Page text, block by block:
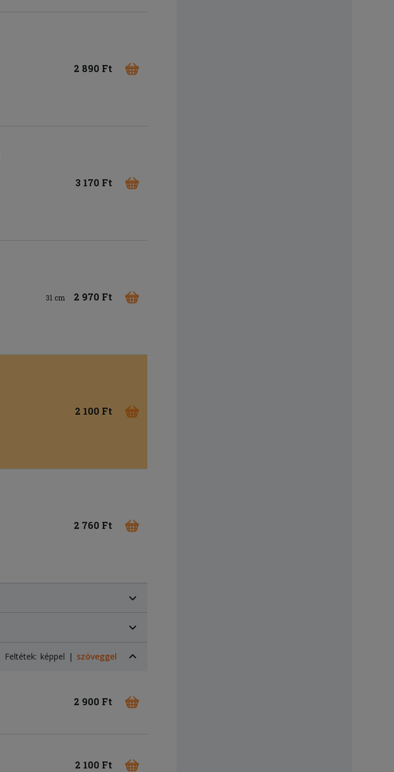
2 890 Ft
3 170 Ft
31 cm 2 970 Ft
2 100 Ft
2 760 Ft
Feltétek: képpel szöveggel
2 900 Ft
2 100 Ft